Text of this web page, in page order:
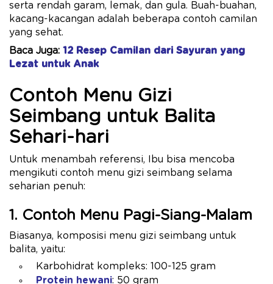
serta rendah garam, lemak, dan gula. Buah-buahan,
kacang-kacangan adalah beberapa contoh camilan
yang sehat.
Baca Juga: 12 Resep Camilan dari Sayuran yang
Lezat untuk Anak
Contoh Menu Gizi
Seimbang untuk Balita
Sehari-hari
Untuk menambah referensi, Ibu bisa mencoba
mengikuti contoh menu gizi seimbang selama
seharian penuh:
1. Contoh Menu Pagi-Siang-Malam
Biasanya, komposisi menu gizi seimbang untuk
balita, yaitu:
Karbohidrat kompleks: 100-125 gram
Protein hewani: 50 gram